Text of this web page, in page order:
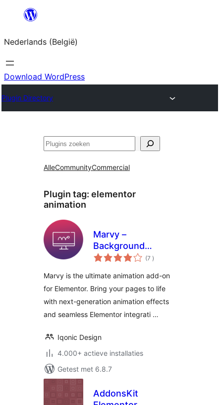
Spring
de
inhoud
Nederlands (België)
Download WordPress
Plugin Directory
Zoeken
AlleCommunityCommercial
Plugin tag: elementor
animation
Marvy –
Background
Animations for
(7 aantal
beoordelingen
)
Marvy is the ultimate animation add-on
for Elementor. Bring your pages to life
with next-generation animation effects
and seamless Elementor integrati …
Iqonic Design
4.000+ actieve installaties
Getest met 6.8.7
AddonsKit